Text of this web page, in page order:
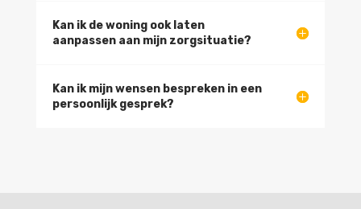
Kan ik de woning ook laten
aanpassen aan mijn zorgsituatie?
Kan ik mijn wensen bespreken in een
persoonlijk gesprek?